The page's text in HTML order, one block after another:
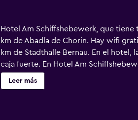
Hotel Am Schiffshebewerk, que tiene
km de Abadía de Chorin. Hay wifi
km de Stadthalle Bernau. En el hotel,
caja fuerte. En Hotel Am
alrededores, como ciclismo. El
Leer más